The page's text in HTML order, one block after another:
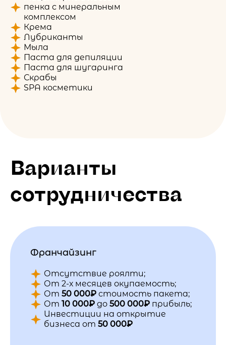
пенка с минеральным
комплексом
Крема
Лубриканты
Мыла
Паста для депиляции
Паста для шугаринга
Скрабы
SPA косметики
Варианты
сотрудничества
Франчайзинг
Отсутствие роялти;
От 2-х месяцев окупаемость;
От 50 000₽ стоимость пакета;
От 10 000₽ до 500 000₽ прибыль;
Инвестиции на открытие
бизнеса от 50 000₽